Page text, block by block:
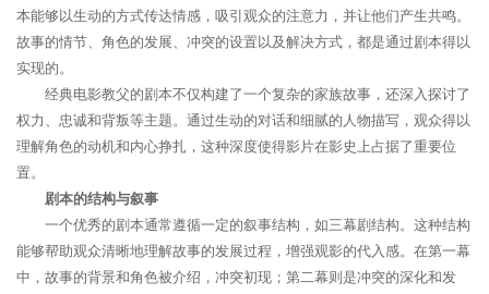
本能够以生动的方式传达情感，吸引观众的注意力，并让他们产生共鸣。
故事的情节、角色的发展、冲突的设置以及解决方式，都是通过剧本得以
实现的。
经典电影教父的剧本不仅构建了一个复杂的家族故事，还深入探讨了
权力、忠诚和背叛等主题。通过生动的对话和细腻的人物描写，观众得以
理解角色的动机和内心挣扎，这种深度使得影片在影史上占据了重要位
置。
剧本的结构与叙事
一个优秀的剧本通常遵循一定的叙事结构，如三幕剧结构。这种结构
能够帮助观众清晰地理解故事的发展过程，增强观影的代入感。在第一幕
中，故事的背景和角色被介绍，冲突初现；第二幕则是冲突的深化和发